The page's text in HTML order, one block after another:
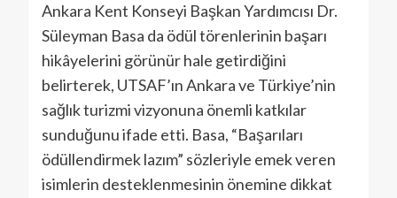
Ankara Kent Konseyi Başkan Yardımcısı Dr.
Süleyman Basa da ödül törenlerinin başarı
hikâyelerini görünür hale getirdiğini
belirterek, UTSAF’ın Ankara ve Türkiye’nin
sağlık turizmi vizyonuna önemli katkılar
sunduğunu ifade etti. Basa, “Başarıları
ödüllendirmek lazım” sözleriyle emek veren
isimlerin desteklenmesinin önemine dikkat